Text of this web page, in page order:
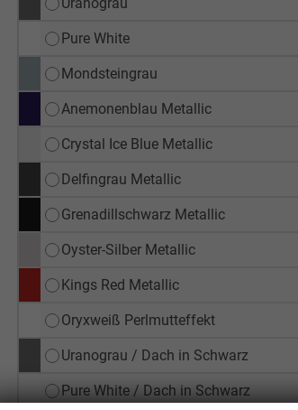
Pure White
Mondsteingrau
Anemonenblau Metallic
Crystal Ice Blue Metallic
Delfingrau Metallic
Grenadillschwarz Metallic
Oyster-Silber Metallic
Kings Red Metallic
Oryxweiß Perlmutteffekt
Uranograu / Dach in Schwarz
Pure White / Dach in Schwarz